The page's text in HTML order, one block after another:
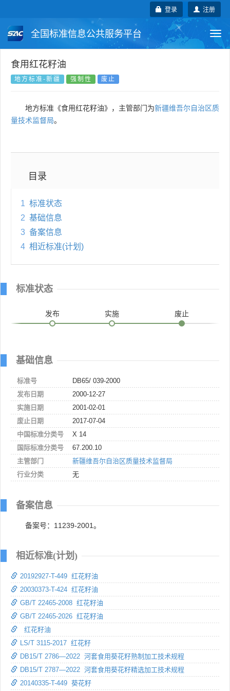
注册
登录
全国标准信息公共服务平台
国家标准
国外标准 技术委员会
食用红花籽油
地方标准-新疆 强制性 废止
地方标准《食用红花籽油》，主管部门为新疆维吾尔自治区质
量技术监督局。
目录
1 标准状态
2 基础信息
3 备案信息
4 相近标准(计划)
标准状态
发布 实施 废止
基础信息
标准号
DB65/ 039-2000
发布日期
2000-12-27
实施日期
2001-02-01
废止日期
2017-07-04
中国标准分类号
X 14
国际标准分类号
67.200.10
主管部门
新疆维吾尔自治区质量技术监督局
行业分类
无
备案信息
备案号：11239-2001。
相近标准(计划)
20192927-T-449 红花籽油
20030373-T-424 红花籽油
GB/T 22465-2008 红花籽油
GB/T 22465-2026 红花籽油
红花籽油
LS/T 3115-2017 红花籽
DB15/T 2786—2022 河套食用葵花籽熟制加工技术规程
DB15/T 2787—2022 河套食用葵花籽精选加工技术规程
20140335-T-449 葵花籽